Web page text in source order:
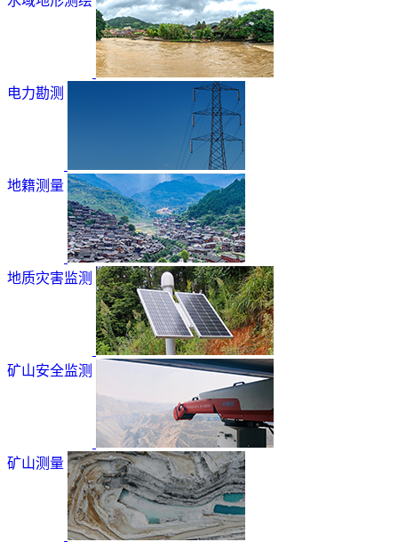
电力勘测
地籍测量
地质灾害监测
矿山安全监测
矿山测量